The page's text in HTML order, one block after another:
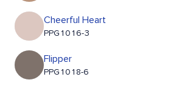
Cheerful Heart
PPG1016-3
Flipper
PPG1018-6